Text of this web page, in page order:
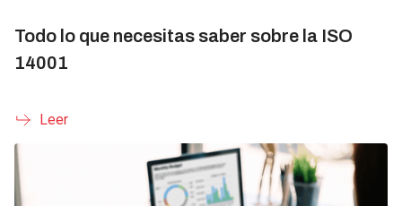
Todo lo que necesitas saber sobre la ISO
14001
Leer